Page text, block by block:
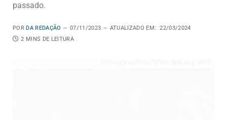
passado.
POR DA REDAÇÃO 07/11/2023 ATUALIZADO EM:
22/03/2024
2 MINS DE LEITURA